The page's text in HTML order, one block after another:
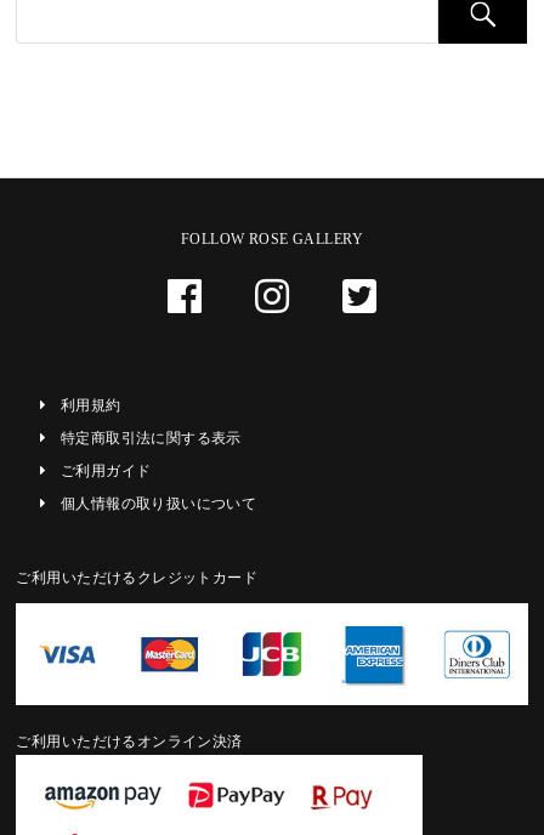
成功と幸福を、花で贈る。
して。
上質な美しさが、記念日をより印象的に彩ります。
Q. どのくらいの期間楽しめますか？
るごとにやわらかく深みを帯び、やがて穏やかなセピアへと移ろい
けください。落ち着いた環境に飾るほど、花の表情がより凛として
映えます。
Q. メッセージの代筆は可能ですか？
A. はい。無料でメッセージカードをお付けいたします。ご注文時に
50文字程度までのメッセージをご入力いただけますので、想いを添
えてお贈りください。
FOLLOW ROSE GALLERY
利用規約
特定商取引法に関する表示
ご利用ガイド
個人情報の取り扱いについて
ご利用いただけるクレジットカード
ご利用いただけるオンライン決済